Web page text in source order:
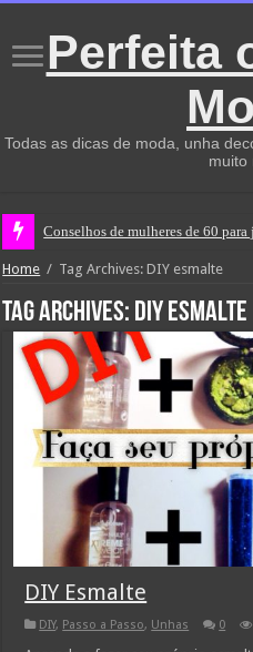
Perfeita
Todas as dicas de moda, unha
muito
Conselhos de mulheres de 60
Home / Tag Archives: DIY esmalte
Tag Archives: DIY esmalte
DIY Esmalte
DIY, Passo a Passo, Unhas 0